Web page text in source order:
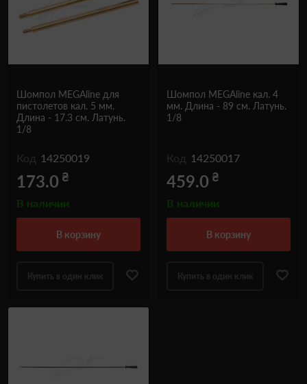
Шомпол MEGAline для
пистолетов кал. 5 мм.
Длина - 17.3 см. Латунь.
1/8
Код 14250019
173.0 ₴
В наличии
в корзину
Купить в один клик
Шомпол MEGAline кал. 4
мм. Длина - 89 см. Латунь.
1/8
Код 14250017
459.0 ₴
В наличии
в корзину
Купить в один клик